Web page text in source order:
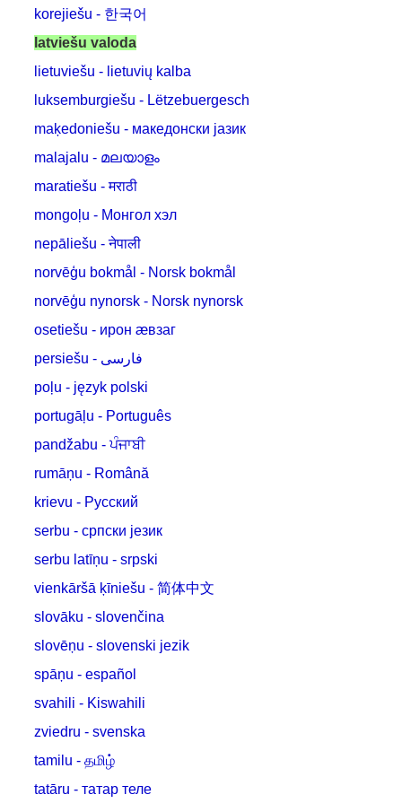
korejiešu - 한국어
latviešu valoda
lietuviešu - lietuvių kalba
luksemburgiešu - Lëtzebuergesch
maķedoniešu - македонски јазик
malajalu - മലയാളം
maratiešu - मराठी
mongoļu - Монгол хэл
nepāliešu - नेपाली
norvēģu bokmål - Norsk bokmål
norvēģu nynorsk - Norsk nynorsk
osetiešu - ирон æвзаг
persiešu - فارسی
poļu - język polski
portugāļu - Português
pandžabu - ਪੰਜਾਬੀ
rumāņu - Română
krievu - Русский
serbu - српски језик
serbu latīņu - srpski
vienkāršā ķīniešu - 简体中文
slovāku - slovenčina
slovēņu - slovenski jezik
spāņu - español
svahili - Kiswahili
zviedru - svenska
tamilu - தமிழ்
tatāru - татар теле